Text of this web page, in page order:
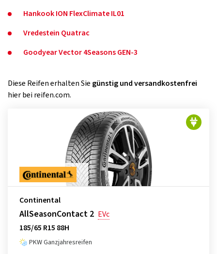
Hankook ION FlexClimate IL01
Vredestein Quatrac
Goodyear Vector 4Seasons GEN-3
Diese Reifen erhalten Sie günstig undversandkostenfrei
hier bei reifen.com.
Continental
AllSeasonContact 2 EVc
185/65 R15 88H
PKW Ganzjahresreifen